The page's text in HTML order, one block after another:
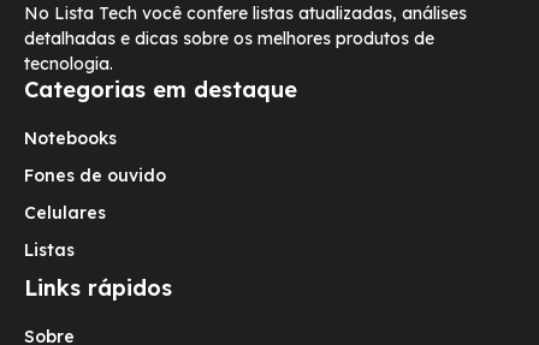
No Lista Tech você confere listas atualizadas, análises
detalhadas e dicas sobre os melhores produtos de
tecnologia.
Categorias em destaque
Notebooks
Fones de ouvido
Celulares
Listas
Links rápidos
Sobre